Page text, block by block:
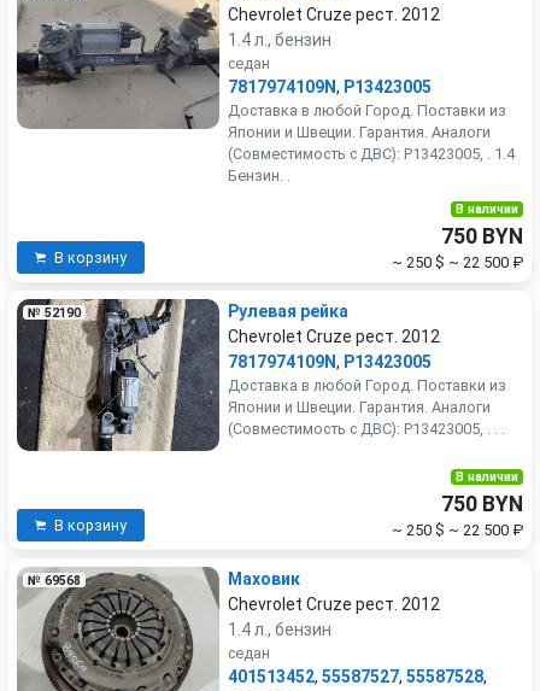
Chevrolet Cruze рест. 2012
1.4 л., бензин
седан
7817974109N, P13423005
Доставка в любой Город. Поставки из
Японии и Швеции. Гарантия. Аналоги
(Совместимость с ДВС): P13423005, . 1.4
Бензин. .
В корзину
В наличии
750 BYN
~ 250 $ ~ 22 500 ₽
№ 52190
Рулевая рейка
Chevrolet Cruze рест. 2012
7817974109N, P13423005
Доставка в любой Город. Поставки из
Японии и Швеции. Гарантия. Аналоги
(Совместимость с ДВС): P13423005, . . .
В корзину
В наличии
750 BYN
~ 250 $ ~ 22 500 ₽
№ 69568
Маховик
Chevrolet Cruze рест. 2012
1.4 л., бензин
седан
401513452, 55587527, 55587528,